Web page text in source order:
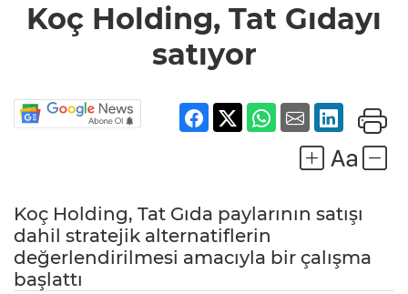
Gıdayı
satıyor
Koç Holding, Tat Gıdayı
satıyor
Koç Holding, Tat Gıda paylarının satışı
dahil stratejik alternatiflerin
değerlendirilmesi amacıyla bir çalışma
başlattı